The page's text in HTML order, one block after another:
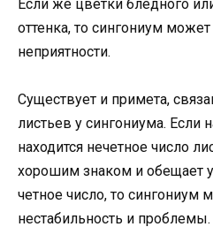
Если же цветки бледного
оттенка, то сингониум
неприятности.
Существует и примета,
листьев у сингониума. Если
находится нечетное число
хорошим знаком и обещает
четное число, то сингониум
нестабильность и проблемы.